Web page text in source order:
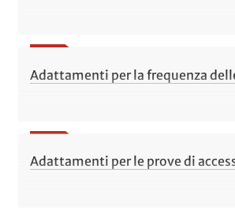
Adattamenti per la frequenza
Adattamenti per le prove di